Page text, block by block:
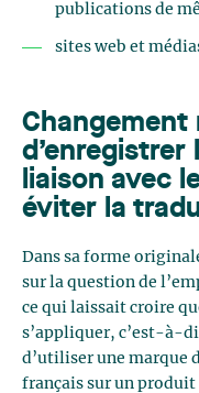
publications de
sites web et
Changement
d’enregistrer
liaison avec
éviter la
Dans sa forme
sur la question de
ce qui laissait croire
s’appliquer, c’est-à-
d’utiliser une marque
français sur un